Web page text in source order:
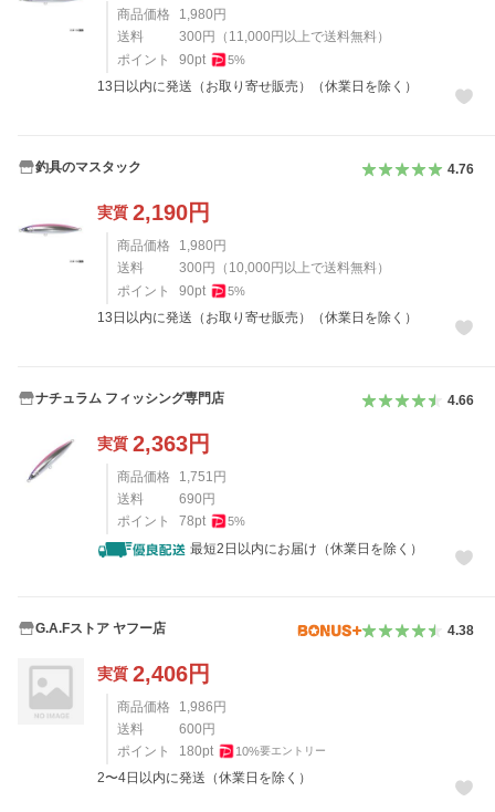
商品価格 1,980 円
送料
300 円 （ 11,000 円以上で送料無料）
ポイント
90pt 5%
13日以内に発送（お取り寄せ販売）（休業日を除く）
釣具のマスタック 4.76
実質 2,190円
商品価格 1,980 円
送料
300 円 （ 10,000 円以上で送料無料）
ポイント
90pt 5%
13日以内に発送（お取り寄せ販売）（休業日を除く）
ナチュラム フィッシング専門店 4.66
実質 2,363円
商品価格 1,751 円
送料
690 円
ポイント
78pt 5%
最短2日以内にお届け（休業日を除く）
G.A.Fストア ヤフー店 4.38
実質 2,406円
商品価格 1,986 円
送料
600 円
ポイント
180pt 10%要エントリー
2〜4日以内に発送（休業日を除く）